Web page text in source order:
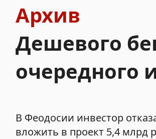
Архив
Дешевого
очередного
В Феодосии инвестор
вложить в проект 5,4 млрд